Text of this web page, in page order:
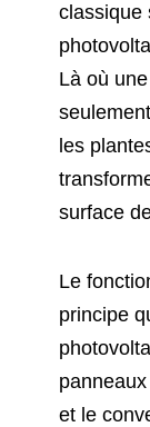
classique
Là où
les
surface
Le
principe
et le